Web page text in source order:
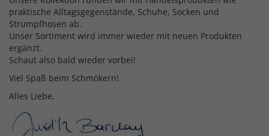
praktische Alltagsgegenstände, Schuhe, Socken und
Strumpfhosen ab.
Unser Sortiment wird immer wieder mit neuen Produkten
ergänzt.
Schaut also bald wieder vorbei!
Viel Spaß beim Schmökern!
Alles Liebe,